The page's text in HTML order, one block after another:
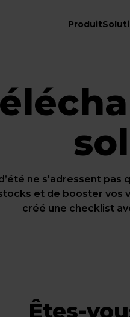
Produit
ne s'adressent pas
et de booster vos
créé une checklist
Êtes-